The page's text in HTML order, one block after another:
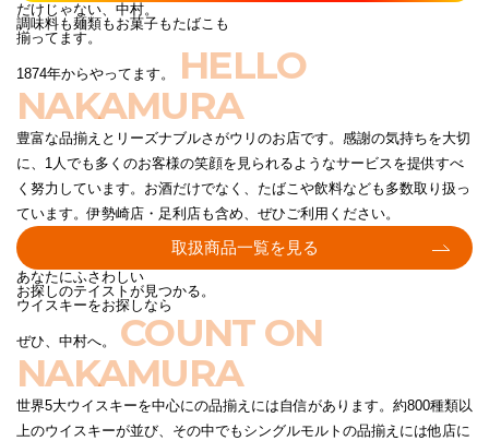
だけじゃない、中村。
調味料も麺類もお菓子もたばこも
揃ってます。
1874年からやってます。
HELLO
NAKAMURA
豊富な品揃えとリーズナブルさがウリのお店です。感謝の気持ちを大切
に、1人でも多くのお客様の笑顔を見られるようなサービスを提供すべ
く努力しています。お酒だけでなく、たばこや飲料なども多数取り扱っ
ています。伊勢崎店・足利店も含め、ぜひご利用ください。
取扱商品一覧を見る
あなたにふさわしい
お探しのテイストが見つかる。
ウイスキーをお探しなら
ぜひ、中村へ。 COUNT ON
NAKAMURA
世界5大ウイスキーを中心にの品揃えには自信があります。約800種類以
上のウイスキーが並び、その中でもシングルモルトの品揃えには他店に